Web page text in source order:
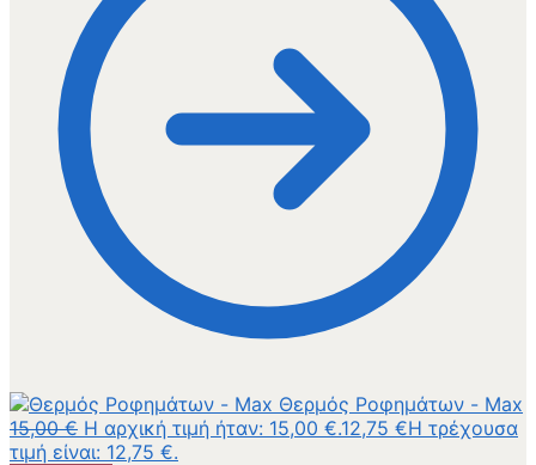
Θερμός Ροφημάτων - Max
15,00€ Η αρχική τιμή ήταν: 15,00 €.12,75 €Η τρέχουσα
τιμή είναι: 12,75 €.